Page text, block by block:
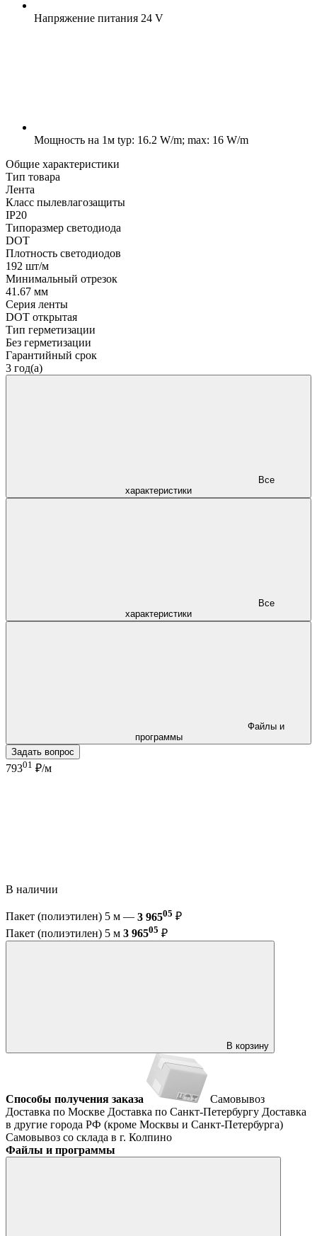
Напряжение питания 24 V
Мощность на 1м typ: 16.2 W/m; max: 16 W/m
Общие характеристики
Тип товара
Лента
Класс пылевлагозащиты
IP20
Типоразмер светодиода
DOT
Плотность светодиодов
192 шт/м
Минимальный отрезок
41.67 мм
Серия ленты
DOT открытая
Тип герметизации
Без герметизации
Гарантийный срок
3 год(а)
характеристики
характеристики
программы
Задать вопрос
79301 ₽/м
В наличии
Пакет (полиэтилен) 5 м — 3 96505 ₽
Пакет (полиэтилен) 5 м 3 96505 ₽
В корзину
Способы получения заказа
Самовывоз
Доставка по Москве Доставка по Санкт-Петербургу Доставка
в другие города РФ (кроме Москвы и Санкт-Петербурга)
Самовывоз со склада в г. Колпино
Файлы и программы